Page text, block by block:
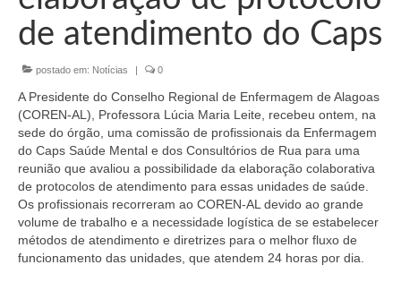
Conselheiros e Diretoria
Câmaras Técnicas
Carta de Serviços ao Cidadão
Governança
Transparência e Prestação de Contas
Eleições
Eleições Triênio 2027-2029
de atendimento do Caps
postado em: Notícias | 0
A Presidente do Conselho Regional de Enfermagem de Alagoas
(COREN-AL), Professora Lúcia Maria Leite, recebeu ontem, na
sede do órgão, uma comissão de profissionais da Enfermagem
do Caps Saúde Mental e dos Consultórios de Rua para uma
reunião que avaliou a possibilidade da elaboração colaborativa
de protocolos de atendimento para essas unidades de saúde.
Os profissionais recorreram ao COREN-AL devido ao grande
volume de trabalho e a necessidade logística de se estabelecer
métodos de atendimento e diretrizes para o melhor fluxo de
funcionamento das unidades, que atendem 24 horas por dia.